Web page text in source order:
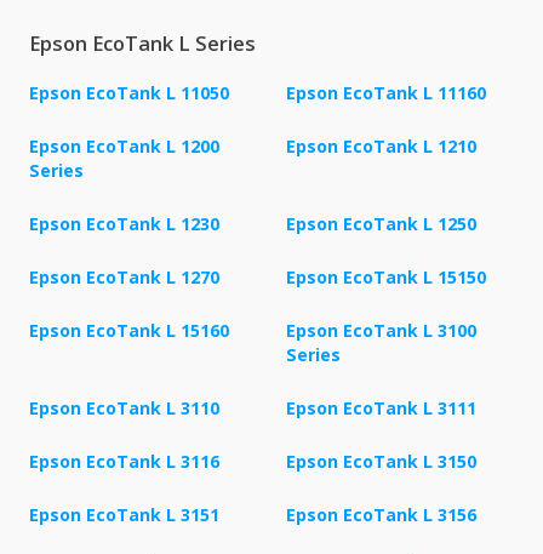
Epson EcoTank L Series
Epson EcoTank L 11050 Epson EcoTank L 11160
Epson EcoTank L 1200
Series
Epson EcoTank L 1210
Epson EcoTank L 1230 Epson EcoTank L 1250
Epson EcoTank L 1270 Epson EcoTank L 15150
Epson EcoTank L 15160
Epson EcoTank L 3100
Series
Epson EcoTank L 3110 Epson EcoTank L 3111
Epson EcoTank L 3116 Epson EcoTank L 3150
Epson EcoTank L 3151 Epson EcoTank L 3156